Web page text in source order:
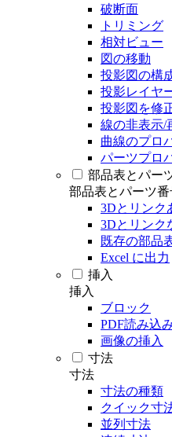
破断面
トリミング
相対ビュー
図の移動
投影図の構
投影レイヤ
投影図を修
線の非表示/
曲線のプロ
パーツプロ
部品表とパー
部品表とパーツ番
3Dとリンク
3Dとリンク
既存の部品
Excel に出力
挿入
挿入
ブロック
PDF読み込
画像の挿入
寸法
寸法
寸法の種類
クイック寸
並列寸法